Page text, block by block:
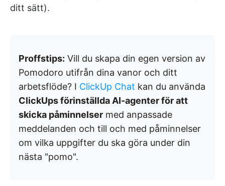
ditt sätt).
Proffstips: Vill du skapa din egen version av
Pomodoro utifrån dina vanor och ditt
arbetsflöde? I ClickUp Chat kan du använda
ClickUps förinställda AI-agenter för att
skicka påminnelser med anpassade
meddelanden och till och med påminnelser
om vilka uppgifter du ska göra under din
nästa "pomo".